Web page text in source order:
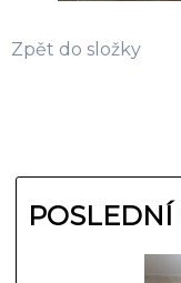
Zpět do složky
POSLEDNÍ